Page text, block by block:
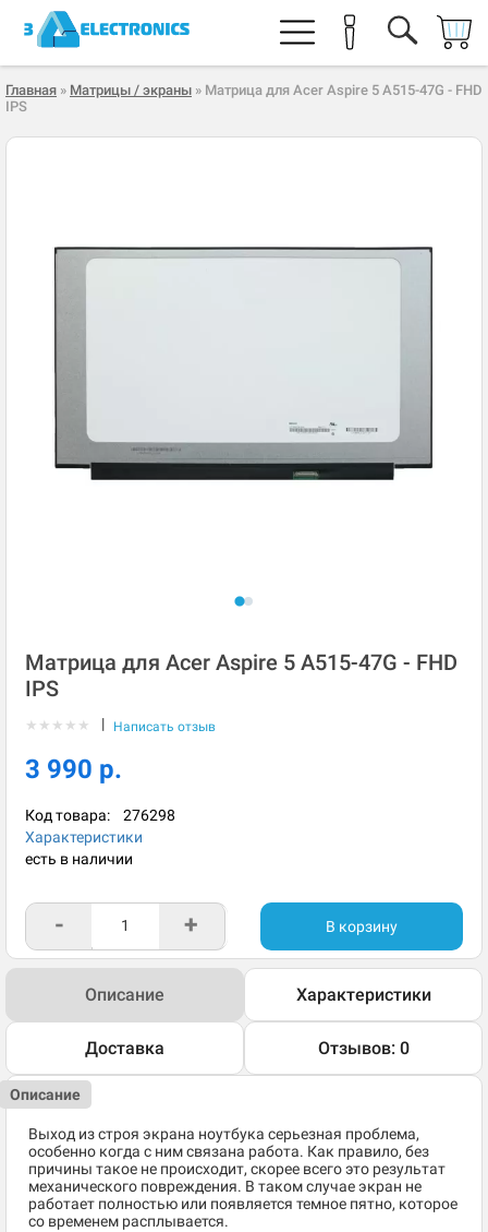
Главная » Матрицы / экраны » Матрица для Acer Aspire 5 A515-47G - FHD
IPS
Матрица для Acer Aspire 5 A515-47G - FHD
IPS
★ ★ ★ ★ ★ | Написать отзыв
3 990 р.
Код товара: 276298
Характеристики
есть в наличии
- + В корзину
Описание Характеристики
Доставка Отзывов: 0
Описание
Выход из строя экрана ноутбука серьезная проблема,
особенно когда с ним связана работа. Как правило, без
причины такое не происходит, скорее всего это результат
механического повреждения. В таком случае экран не
работает полностью или появляется темное пятно, которое
со временем расплывается.